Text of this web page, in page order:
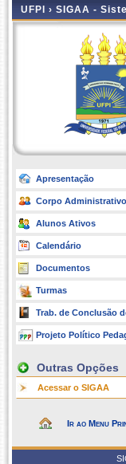
UFPI › SIGAA -
Apresentação
Corpo Administrativo
Alunos Ativos
Calendário
Documentos
Turmas
Trab. de Conclusão
Projeto Político
Outras Opções
Acessar o SIGAA
Ir ao Menu